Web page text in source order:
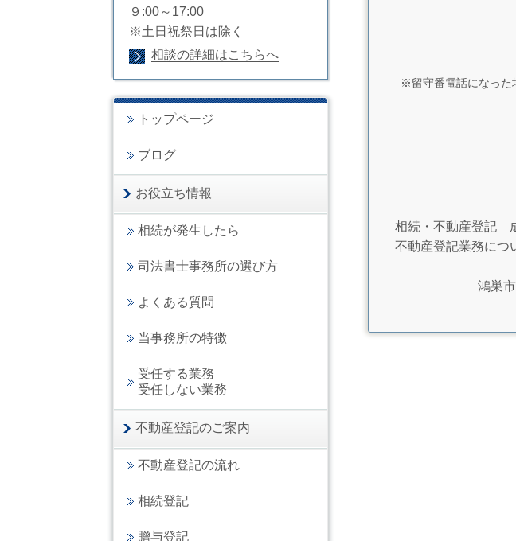
※留守番電話になった
相続・不動産登記
不動産登記業務につ
鴻巣
９:00～17:00
※土日祝祭日は除く
相談の詳細はこちらへ
トップページ
ブログ
お役立ち情報
相続が発生したら
司法書士事務所の選び方
よくある質問
当事務所の特徴
受任する業務
受任しない業務
不動産登記のご案内
不動産登記の流れ
相続登記
贈与登記